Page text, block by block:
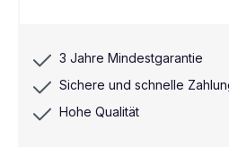
3 Jahre Mindestgarantie
Sichere und schnelle
Hohe Qualität